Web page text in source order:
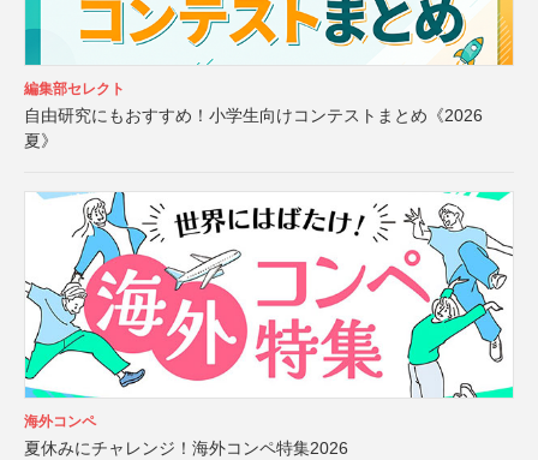
編集部セレクト
自由研究にもおすすめ！小学生向けコンテストまとめ《2026
夏》
海外コンペ
夏休みにチャレンジ！海外コンペ特集2026